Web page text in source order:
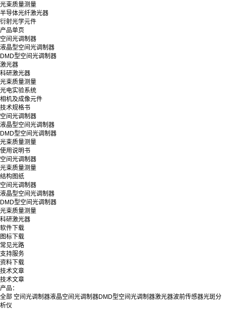
光束质量测量
半导体光纤激光器
衍射光学元件
产品单页
空间光调制器
液晶型空间光调制器
DMD型空间光调制器
激光器
科研激光器
光束质量测量
光电实验系统
相机及成像元件
技术规格书
空间光调制器
液晶型空间光调制器
DMD型空间光调制器
光束质量测量
使用说明书
空间光调制器
光束质量测量
结构图纸
空间光调制器
液晶型空间光调制器
DMD型空间光调制器
光束质量测量
科研激光器
软件下载
图标下载
常见光路
支持服务
资料下载
技术文章
技术文章
产品：
全部 空间光调制器液晶空间光调制器DMD型空间光调制器激光器波前传感器光斑分
析仪